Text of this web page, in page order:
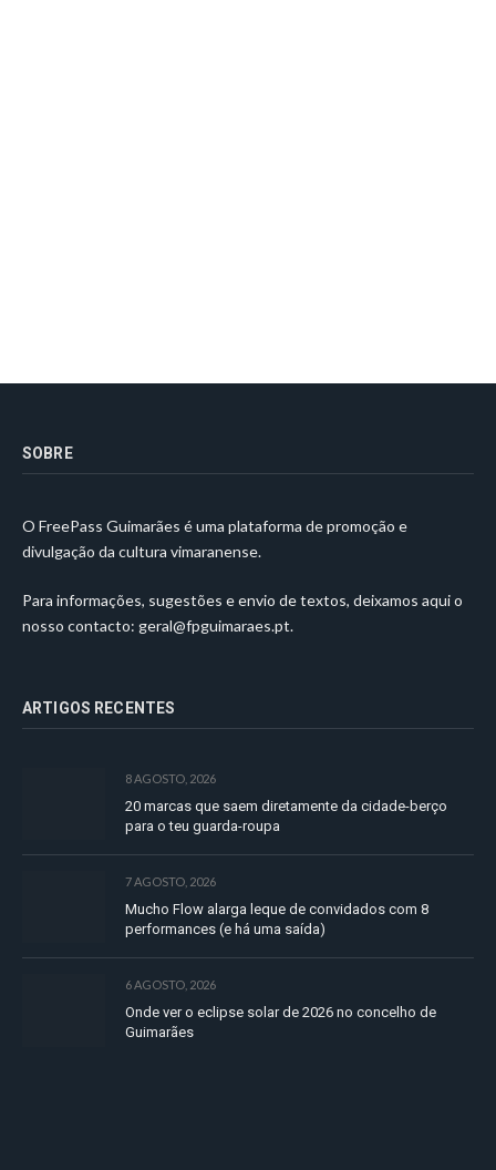
SOBRE
O FreePass Guimarães é uma plataforma de promoção e
divulgação da cultura vimaranense.
Para informações, sugestões e envio de textos, deixamos aqui o
nosso contacto: geral@fpguimaraes.pt.
ARTIGOS RECENTES
8 AGOSTO, 2026
20 marcas que saem diretamente da cidade-berço
para o teu guarda-roupa
7 AGOSTO, 2026
Mucho Flow alarga leque de convidados com 8
performances (e há uma saída)
6 AGOSTO, 2026
Onde ver o eclipse solar de 2026 no concelho de
Guimarães